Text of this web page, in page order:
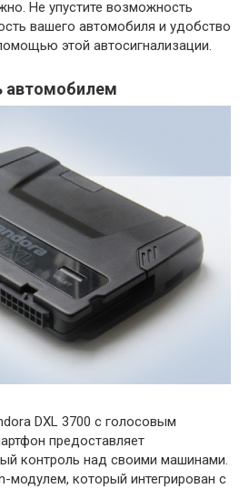
Не упустите возможность
вашего автомобиля и удобство
этой автосигнализации.
автомобилем
DXL 3700 с голосовым
предоставляет
контроль над своими машинами.
модулем, который интегрирован с